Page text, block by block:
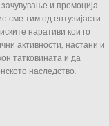
и промоција
сме тим од ентузијасти
наративи кои го
активности, настани и
татковината и да
наследство.